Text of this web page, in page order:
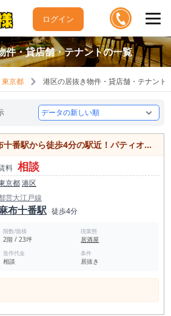
ログイン
件・貸店舗・テナントの一覧
東京都 港区の居抜き物件・貸店舗・テナント
分の駅近！パティオ十番至近で視認性良好◎人気の麻布エリア！現況焼き鳥屋の居抜き物件
料 相談
京都港区
営大江戸線
布十番駅 徒歩4分
階数/面積
2階 / 23坪
現業態
居酒屋
造作代金
相談
条件
居抜き